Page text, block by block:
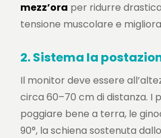
mezz’ora per ridurre
tensione muscolare e
2. Sistema la
Il monitor deve essere
circa 60–70 cm di distanza. I
poggiare bene a terra, le
90°, la schiena sostenuta